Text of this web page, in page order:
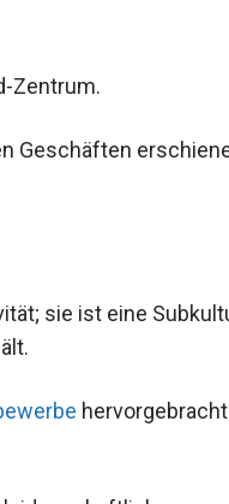
Zentrum.
Geschäften
sie ist eine
hochhält.
hervorgebracht